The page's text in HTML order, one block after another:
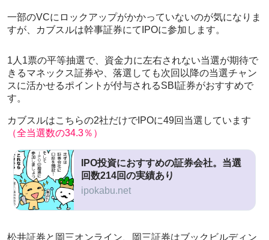
一部のVCにロックアップがかかっていないのが気になりま
すが、カブスルは幹事証券にてIPOに参加します。
1人1票の平等抽選で、資金力に左右されない当選が期待で
きるマネックス証券や、落選しても次回以降の当選チャン
スに活かせるポイントが付与されるSBI証券がおすすめで
す。
カブスルはこちらの2社だけでIPOに49回当選しています
（全当選数の34.3％）
IPO投資におすすめの証券会社。当選
回数214回の実績あり
ipokabu.net
松井証券と岡三オンライン、岡三証券はブックビルディン